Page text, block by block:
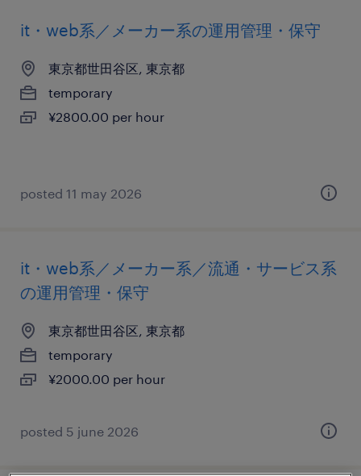
it・web系／メーカー系の運用管理・保守
東京都世田谷区, 東京都
temporary
¥2800.00 per hour
posted 11 may 2026
it・web系／メーカー系／流通・サービス系
の運用管理・保守
東京都世田谷区, 東京都
temporary
¥2000.00 per hour
posted 5 june 2026